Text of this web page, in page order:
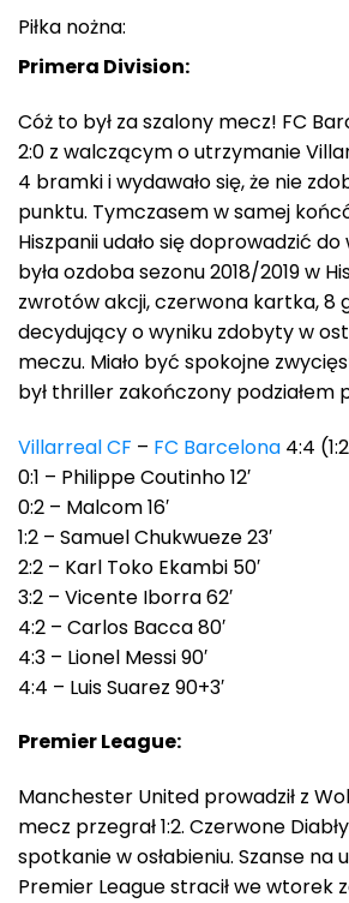
Piłka nożna:
Primera Division:
Cóż to był za szalony mecz! FC
2:0 z walczącym o utrzymanie
4 bramki i wydawało się, że nie
punktu. Tymczasem w samej
Hiszpanii udało się doprowadzić
była ozdoba sezonu 2018/2019 w
zwrotów akcji, czerwona kartka, 8
decydujący o wyniku zdobyty w
meczu. Miało być spokojne
był thriller zakończony podziałem
Villarreal CF – FC Barcelona 4:4
0:1 – Philippe Coutinho 12′
0:2 – Malcom 16′
1:2 – Samuel Chukwueze 23′
2:2 – Karl Toko Ekambi 50′
3:2 – Vicente Iborra 62′
4:2 – Carlos Bacca 80′
4:3 – Lionel Messi 90′
4:4 – Luis Suarez 90+3′
Premier League:
Manchester United prowadził z
mecz przegrał 1:2. Czerwone
spotkanie w osłabieniu. Szanse na
Premier League stracił we wtorek